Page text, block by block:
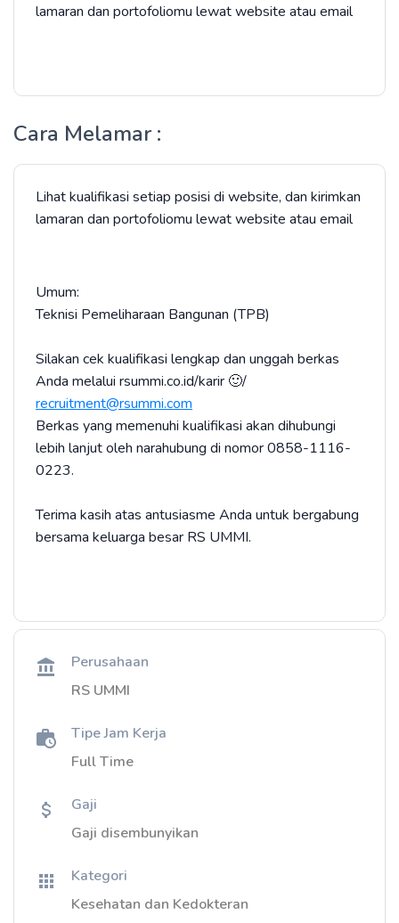
lamaran dan portofoliomu lewat website atau email
Cara Melamar :
Lihat kualifikasi setiap posisi di website, dan kirimkan
lamaran dan portofoliomu lewat website atau email
Umum:
Teknisi Pemeliharaan Bangunan (TPB)
Silakan cek kualifikasi lengkap dan unggah berkas
Anda melalui rsummi.co.id/karir 🙂/
recruitment@rsummi.com
Berkas yang memenuhi kualifikasi akan dihubungi
lebih lanjut oleh narahubung di nomor 0858-1116-
0223.
Terima kasih atas antusiasme Anda untuk bergabung
bersama keluarga besar RS UMMI.
Perusahaan
RS UMMI
Tipe Jam Kerja
Full Time
Gaji
Gaji disembunyikan
Kategori
Kesehatan dan Kedokteran